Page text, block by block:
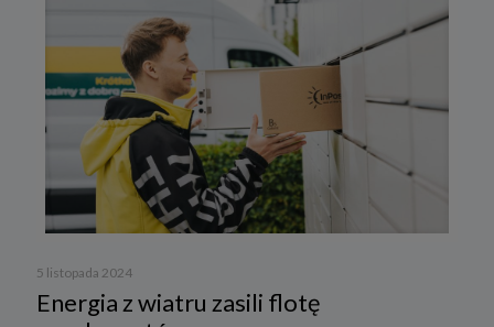
5 listopada 2024
Energia z wiatru zasili flotę